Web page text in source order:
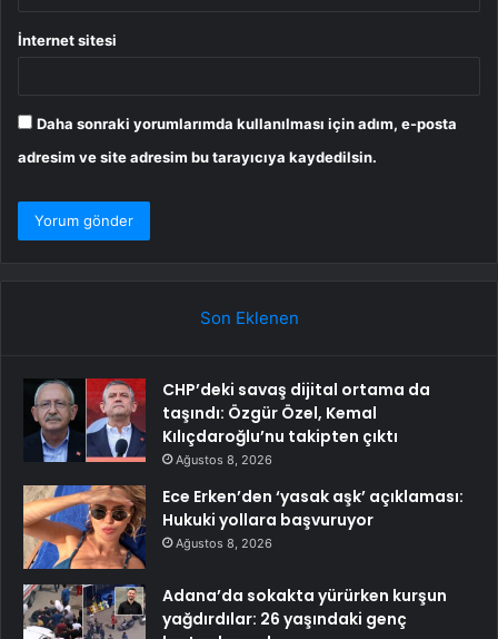
İnternet sitesi
Daha sonraki yorumlarımda kullanılması için adım, e-posta
adresim ve site adresim bu tarayıcıya kaydedilsin.
Son Eklenen
CHP’deki savaş dijital ortama da
taşındı: Özgür Özel, Kemal
Kılıçdaroğlu’nu takipten çıktı
Ağustos 8, 2026
Ece Erken’den ‘yasak aşk’ açıklaması:
Hukuki yollara başvuruyor
Ağustos 8, 2026
Adana’da sokakta yürürken kurşun
yağdırdılar: 26 yaşındaki genç